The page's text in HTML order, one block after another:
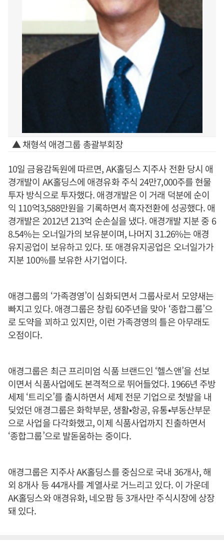
▲ 채형석 애경그룹 총괄부회장
10일 금융감독원에 따르면, AK홀딩스 지주사 전환 당시 애
경개발이 AK홀딩스에 애경유화 주식 24만7,000주를 현물
투자 방식으로 투자했다. 애경개발은 이 거래 덕분에 순이
익 110억3,588만원을 기록하면서 흑자전환에 성공했다. 애
경개발은 2012년 213억 순손실을 냈다. 애경개발 지분 중 6
8.54%는 오너일가의 보유분이며, 나머지 31.26%는 애경
유지공업이 보유하고 있다. 또 애경유지공업은 오너일가가
지분 100%를 보유한 사기업이다.
애경그룹의 ‘가족경영’이 심화되면서 그룹사로서 모양새는
빠지고 있다. 애경그룹은 창립 60주년을 맞아 ‘종합그룹’으
로 도약을 꾀하고 있지만, 이런 가족경영의 틀은 아무래도
오점이다.
애경그룹은 최근 프리미엄 식품 브랜드인 ‘헬스앤’을 선보
이면서 식품사업에도 본격적으로 뛰어들었다. 1966년 주방
세제 ‘트리오’를 출시하면서 세제 전문 기업으로 첫발을 내
딪었던 애경그룹은 화학부문, 생활•항공, 유통•부동산부문
으로 사업을 다각화했고, 이제 식품사업까지 진출하면서
‘종합그룹’으로 발돋움하는 중이다.
애경그룹은 지주사 AK홀딩스를 중심으로 국내 36개사, 해
외 8개사 등 44개사를 계열사로 거느리고 있다. 이 가운데
AK홀딩스와 애경유화, 네오팜 등 3개사만 주식시장에 상장
돼 있다.